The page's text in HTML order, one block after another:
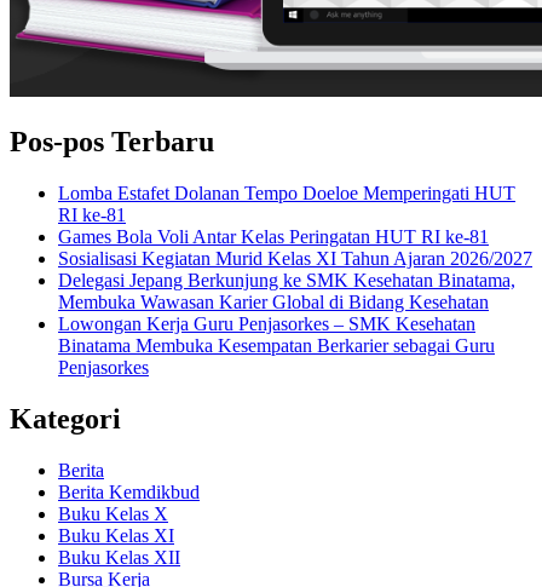
Pos-pos Terbaru
Lomba Estafet Dolanan Tempo Doeloe Memperingati HUT
RI ke-81
Games Bola Voli Antar Kelas Peringatan HUT RI ke-81
Sosialisasi Kegiatan Murid Kelas XI Tahun Ajaran 2026/2027
Delegasi Jepang Berkunjung ke SMK Kesehatan Binatama,
Membuka Wawasan Karier Global di Bidang Kesehatan
Lowongan Kerja Guru Penjasorkes – SMK Kesehatan
Binatama Membuka Kesempatan Berkarier sebagai Guru
Penjasorkes
Kategori
Berita
Berita Kemdikbud
Buku Kelas X
Buku Kelas XI
Buku Kelas XII
Bursa Kerja